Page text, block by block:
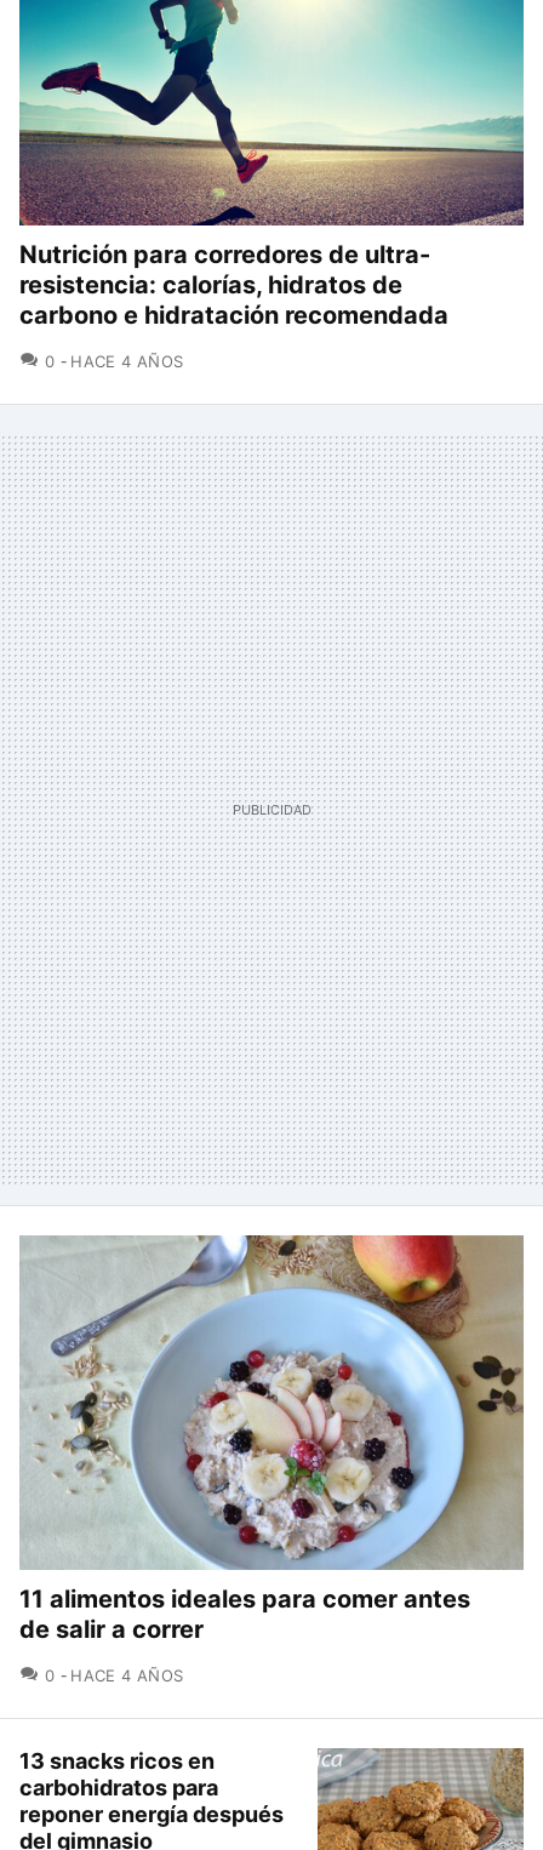
Nutrición para corredores de ultra-
resistencia: calorías, hidratos de
carbono e hidratación recomendada
0 COMENTARIOS
HACE 4 AÑOS
11 alimentos ideales para comer antes
de salir a correr
0 COMENTARIOS
HACE 4 AÑOS
13 snacks ricos en
carbohidratos para
reponer energía después
del gimnasio